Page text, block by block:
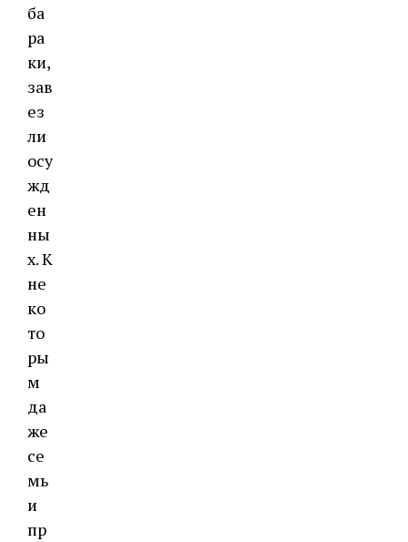
ба
ра
ки,
зав
ез
ли
осу
жд
ен
ны
х. К
не
ко
то
ры
м
да
же
се
мь
и
пр